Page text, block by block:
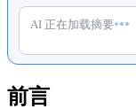
AI 正在加载摘要
前言